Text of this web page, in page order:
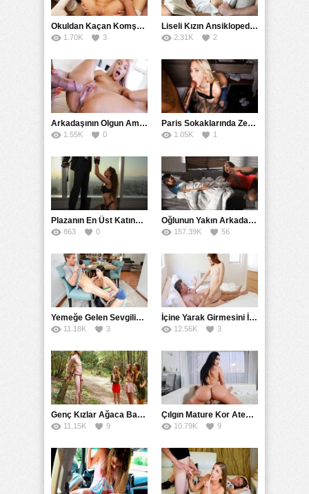
Okuldan Kaçan Komşu Kızını Bakire Sanıp Götten Sikti
1.70K 3
Liseli Kızın Ansiklopedisini Kitap Gibi Tane Tane Okudu
2.31K 2
Arkadaşının Olgun Amcasına Siktirip İçine Boşalmasını İstedi
1.55K 0
Paris Sokaklarında Zenci Yarağını Gırtlağına Kadar İndirdi
1.05K 1
Plazanın En Üst Katında Üst Seviye Köle Fantezisi Sikişi
863 0
Oğlunun Yakın Arkadaşına Yorgan Altından Sulanan Milf
157.39K 56
Yemeğe Gelen Sevgilisinin Arkadaşına Yarak Yedirdi
11.18K 3
İçine Yarak Girmesini İsteyince Kuzeninin Penisini Kullandı
12.56K 3
Genç Kızlar Ağaca Bağlayarak Tecavüz Etmek İstediler
11.15K 9
Çılgın Mature Kor Ateşiyle Misafirini Yakıp Eritti
10.79K 9